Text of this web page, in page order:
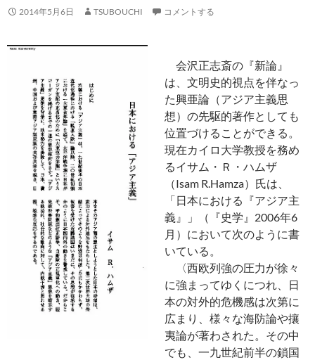
2014年5月6日 TSUBOUCHI コメントする
会沢正志斎の『新論』
は、文明史的視点を伴なっ
た興亜論（アジア主義思
想）の先駆的著作としても
位置づけることができる。
現在カイロ大学教授を務め
るイサム・Ｒ・ハムザ
（Isam R.Hamza）氏は、
「日本における『アジア主
義』」（『史学』2006年6
月）において次のように書
いている。
〈西欧列強の圧力が徐々
に強まってゆくにつれ、日
本の対外的危機感は次第に
広まり、様々な海防論や攘
夷論が著わされた。その中
でも、一九世紀前半の鎖国